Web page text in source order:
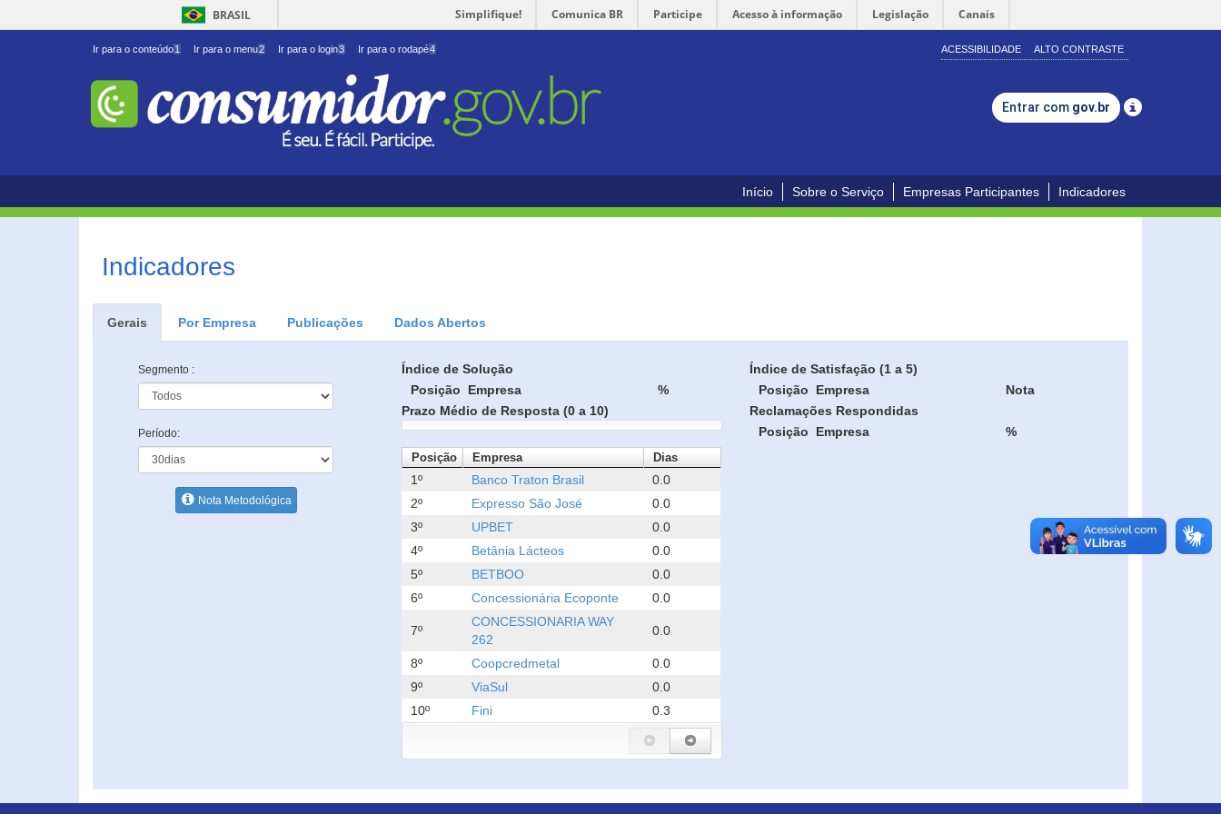
BRASIL Simplifique! Comunica BR Participe Acesso à informação Legislação Canais
Ir para o conteúdo1 Ir para o menu2 Ir para o login3 Ir para o rodapé4 ACESSIBILIDADE ALTO CONTRASTE
Entrar com gov.br
Início Sobre o Serviço Empresas Participantes Indicadores
Indicadores
Gerais Por Empresa Publicações Dados Abertos
Segmento :
Período:
Nota Metodológica
Índice de Solução
Posição
Empresa %
Índice de Satisfação (1 a 5)
Posição
Empresa
Nota
Prazo Médio de Resposta (0 a 10)
Posição Empresa Dias
1º Banco Traton Brasil
0.0
2º
Expresso São José
0.0
3º
UPBET
0.0
4º
Betânia Lácteos
0.0
5º
BETBOO
0.0
6º
Concessionária Ecoponte 0.0
7º
CONCESSIONARIA WAY
262
0.0
8º Coopcredmetal
0.0
9º
ViaSul
0.0
10º
Fini 0.3
Reclamações Respondidas
Posição
Empresa %